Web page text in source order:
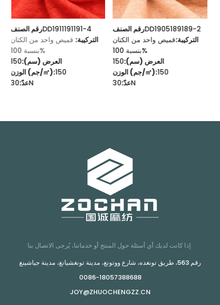
رقم الصنفDD1905189189-2
التركيبة:قميص واحد من الكتان
العرض (سم):150
الوزن (جم/㎡):
رقم الصنفDD1703256
قميص قطني مطبوع من
العرض (سم):120
الوزن (جم/㎡):
إذا كانت لديك أي أسئلة حول المنتج أو خدماتنا، يُرجى الاتصال بنا.
رقم 563، طريق تونغده، شارع ووتونغ، مدينة تونغشيانغ، مدينة جياشينغ
0086-18057388688
JOY@ZHUOCHENGZZ.CN